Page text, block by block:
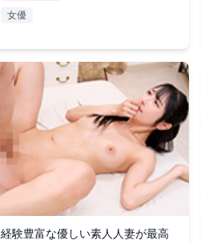
女優
経験豊富な優しい素人人妻が最高